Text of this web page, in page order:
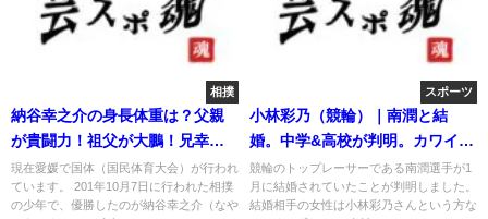
相撲
納谷幸之介の身長体重は？父親
が貴闘力！祖父が大鵬！兄幸男
とは？
現在愛媛で国体（国民体育大会）が行われ
ています。 201年10月7日に行われた相撲
の少年で、優勝したのが納谷幸之介（なや
スポーツ
小林彩乃（競輪）｜南潤と結
婚。中学&高校が判明。カワイイ
と話題の選手！
競輪のトップレーサーである南潤選手が1
月に結婚されていたことが判明しました。
結婚相手の女性は小林彩乃さんという方な